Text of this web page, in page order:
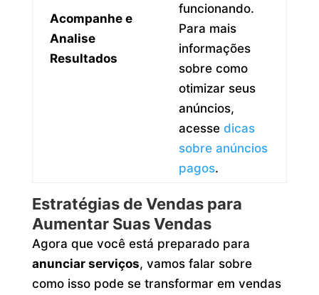
Acompanhe e
Analise
Resultados
funcionando.
Para mais
informações
sobre como
otimizar seus
anúncios,
acesse dicas
sobre anúncios
pagos.
Estratégias de Vendas para
Aumentar Suas Vendas
Agora que você está preparado para
anunciar serviços, vamos falar sobre
como isso pode se transformar em vendas